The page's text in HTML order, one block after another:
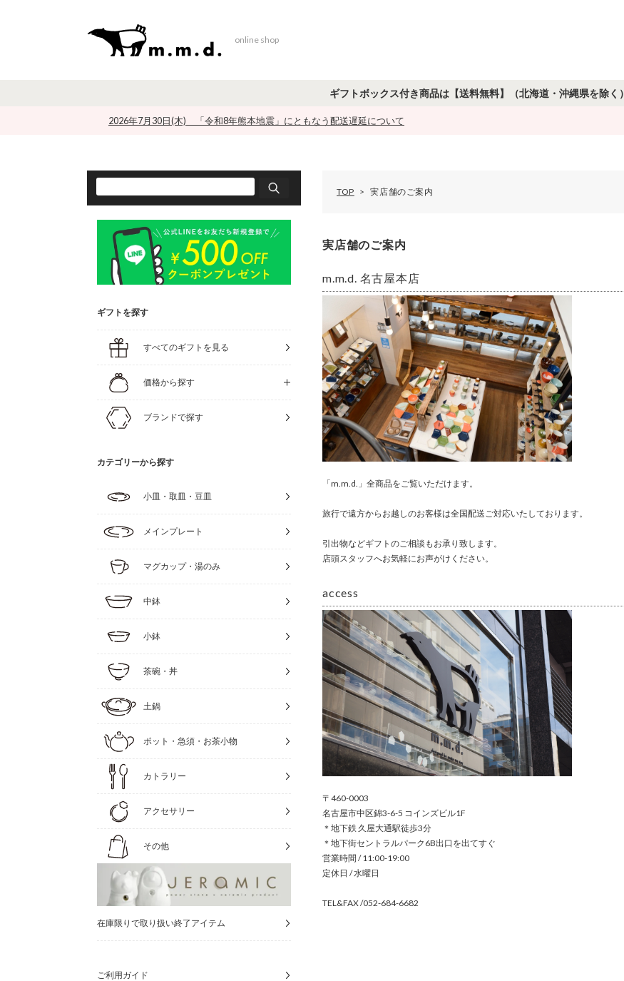
online shop
ギフトボックス付き商品は【送料無料】 （北海道・沖縄県を除く）
2026年7月30日(木) 「令和8年熊本地震」にともなう配送遅延について
TOP 実店舗のご案内
実店舗のご案内
m.m.d. 名古屋本店
「m.m.d.」全商品をご覧いただけます。
旅行で遠方からお越しのお客様は全国配送ご対応いたしております。
引出物などギフトのご相談もお承り致します。
店頭スタッフへお気軽にお声がけください。
access
〒460-0003
名古屋市中区錦3-6-5 コインズビル1F
＊地下鉄 久屋大通駅徒歩3分
＊地下街セントラルパーク6B出口を出てすぐ
営業時間 / 11:00-19:00
定休日 / 水曜日
TEL&FAX /052-684-6682
ギフトを探す
すべてのギフトを見る
価格から探す
ブランドで探す
カテゴリーから探す
小皿・取皿・豆皿
メインプレート
マグカップ・湯のみ
中鉢
小鉢
茶碗・丼
土鍋
ポット・急須・お茶小物
カトラリー
アクセサリー
その他
在庫限りで取り扱い終了アイテム
ご利用ガイド